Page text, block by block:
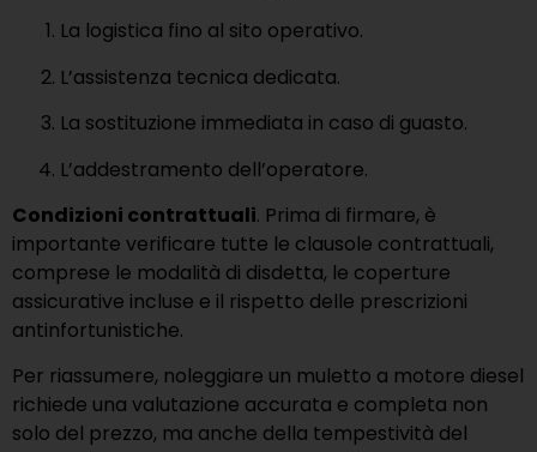
La logistica fino al sito operativo.
L’assistenza tecnica dedicata.
La sostituzione immediata in caso di guasto.
L’addestramento dell’operatore.
Condizioni contrattuali. Prima di firmare, è
importante verificare tutte le clausole contrattuali,
comprese le modalità di disdetta, le coperture
assicurative incluse e il rispetto delle prescrizioni
antinfortunistiche.
Per riassumere, noleggiare un muletto a motore diesel
richiede una valutazione accurata e completa non
solo del prezzo, ma anche della tempestività del